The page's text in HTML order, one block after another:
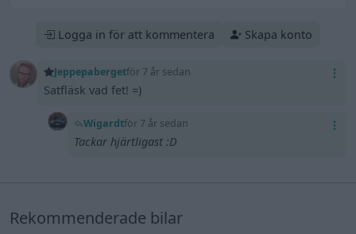
Logga in för att kommentera Skapa konto
Jeppepabergetför 7 år sedan
Satfläsk vad fet! =)
Wigardtför 7 år sedan
Tackar hjärtligast :D
Rekommenderade bilar